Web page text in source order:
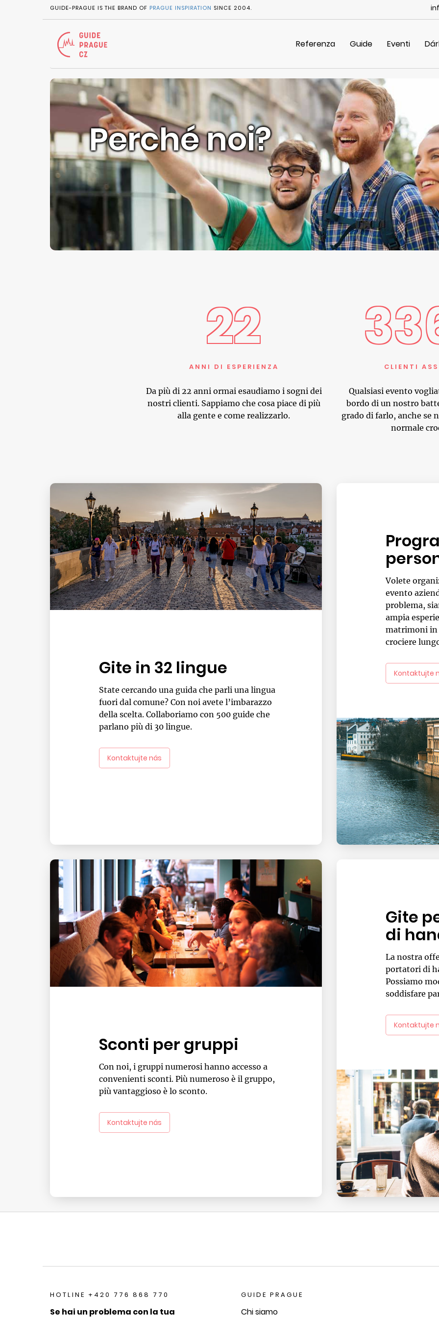
GUIDE-PRAGUE IS THE BRAND OF PRAGUE INSPIRATION SINCE 2004.
Referenza Guide Eventi
Perché noi?
22
ANNI DI ESPERIENZA
Da più di 22 anni ormai esaudiamo i sogni dei
nostri clienti. Sappiamo che cosa piace di più
alla gente e come realizzarlo.
CLIENTI
Qualsiasi evento
bordo di un nostro
grado di farlo, anche se
normale
Gite in 32 lingue
State cercando una guida che parli una lingua
fuori dal comune? Con noi avete l’imbarazzo
della scelta. Collaboriamo con 500 guide che
parlano più di 30 lingue.
Kontaktujte nás
Volete
evento
problema,
ampia
matrimoni in
crociere
Kontaktujte
Sconti per gruppi
Con noi, i gruppi numerosi hanno accesso a
convenienti sconti. Più numeroso è il gruppo,
più vantaggioso è lo sconto.
Kontaktujte nás
Gite
di
La nostra
portatori di
Possiamo
soddisfare
Kontaktujte
HOTLINE +420 776 868 770
Se hai un problema con la tua
GUIDE PRAGUE
Chi siamo